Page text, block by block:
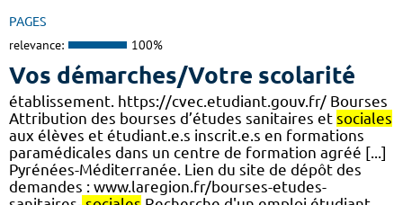
PAGES
relevance: 100%
Vos démarches/Votre scolarité
établissement. https://cvec.etudiant.gouv.fr/ Bourses
Attribution des bourses d’études sanitaires et sociales
aux élèves et étudiant.e.s inscrit.e.s en formations
paramédicales dans un centre de formation agréé [...]
Pyrénées-Méditerranée. Lien du site de dépôt des
demandes : www.laregion.fr/bourses-etudes-